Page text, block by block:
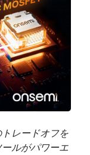
レードオフを
ルがパワーエ